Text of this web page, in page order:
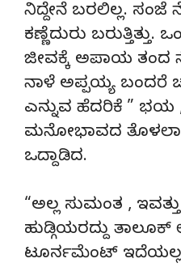
ನಿದ್ದೇನೆ ಬರಲಿಲ್ಲ.
ಕಣ್ಣೆದುರು ಬರುತ್ತಿತ್ತು.
ಜೀವಕ್ಕೆ ಅಪಾಯ ತಂದ
ನಾಳೆ ಅಪ್ಪಯ್ಯ ಬಂದರೆ
ಎನ್ನುವ ಹೆದರಿಕೆ ” ಭಯ
ಮನೋಭಾವದ
ಒದ್ದಾಡಿದ.
“ಅಲ್ಲ ಸುಮಂತ ,
ಹುಡ್ಗಿಯರದ್ದು
ಟೂರ್ನಮೆಂಟ್